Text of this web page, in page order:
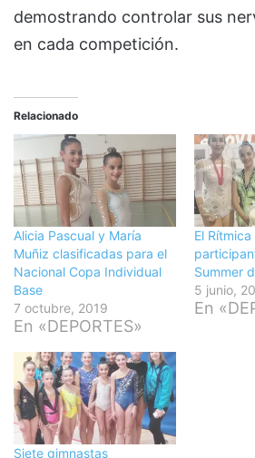
demostrando controlar sus
en cada competición.
Relacionado
Alicia Pascual y María
Muñiz clasificadas para el
Nacional Copa Individual
Base
7 octubre, 2019
En «DEPORTES»
El
Summer
5 junio,
En
Siete gimnastas